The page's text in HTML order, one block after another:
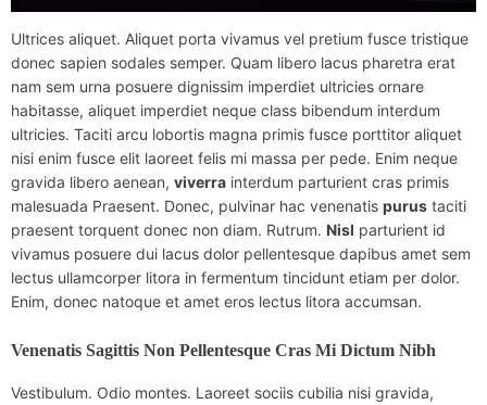
Ultrices aliquet. Aliquet porta vivamus vel pretium fusce tristique
donec sapien sodales semper. Quam libero lacus pharetra erat
nam sem urna posuere dignissim imperdiet ultricies ornare
habitasse, aliquet imperdiet neque class bibendum interdum
ultricies. Taciti arcu lobortis magna primis fusce porttitor aliquet
nisi enim fusce elit laoreet felis mi massa per pede. Enim neque
gravida libero aenean, viverra interdum parturient cras primis
malesuada Praesent. Donec, pulvinar hac venenatis purus taciti
praesent torquent donec non diam. Rutrum. Nisl parturient id
vivamus posuere dui lacus dolor pellentesque dapibus amet sem
lectus ullamcorper litora in fermentum tincidunt etiam per dolor.
Enim, donec natoque et amet eros lectus litora accumsan.
Venenatis Sagittis Non Pellentesque Cras Mi Dictum Nibh
Vestibulum. Odio montes. Laoreet sociis cubilia nisi gravida,